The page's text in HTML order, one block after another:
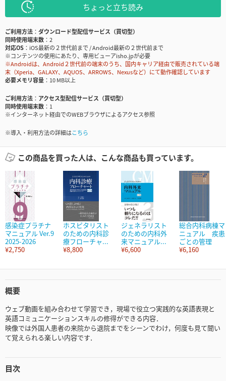
ちょっと立ち読み
ご利用方法
ダウンロード型配信サービス（買切型）
同時使用端末数
2
対応OS
iOS最新の２世代前まで / Android最新の２世代前まで
※コンテンツの使用にあたり、専用ビューアisho.jpが必要
※Androidは、Android２世代前の端末のうち、国内キャリア経由で販売されている端
末（Xperia、GALAXY、AQUOS、ARROWS、Nexusなど）にて動作確認しています
必要メモリ容量
10 MB以上
ご利用方法
アクセス型配信サービス（買切型）
同時使用端末数
1
※インターネット経由でのWEBブラウザによるアクセス参照
※導入・利用方法の詳細はこちら
この商品を買った人は、こんな商品も買っています。
感染症プラチナ
マニュアル Ver.9
2025-2026
¥2,750
ホスピタリスト
のための内科診
療フローチャ...
¥8,800
ジェネラリスト
のための内科外
来マニュアル...
¥6,600
総合内科病棟マ
ニュアル 疾患
ごとの管理
¥6,160
概要
ウェブ動画を組み合わせて学習でき，現場で役立つ実践的な英語表現と
英語コミュニケーションスキルの修得ができる内容．
映像では外国人患者の来院から退院までをシーンでわけ，何度も見て聞い
て覚えられる楽しい内容です．
目次